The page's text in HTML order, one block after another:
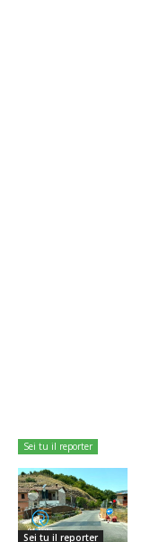
Sei tu il reporter
Sei tu il reporter